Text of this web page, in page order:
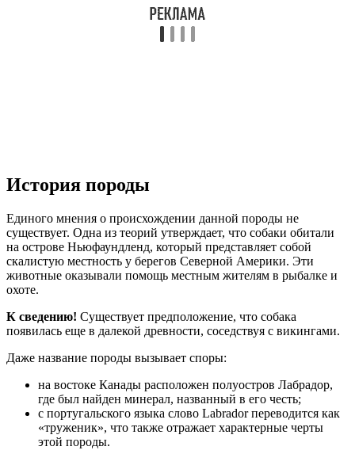
История породы
Единого мнения о происхождении данной породы не
существует. Одна из теорий утверждает, что собаки обитали
на острове Ньюфаундленд, который представляет собой
скалистую местность у берегов Северной Америки. Эти
животные оказывали помощь местным жителям в рыбалке и
охоте.
К сведению! Существует предположение, что собака
появилась еще в далекой древности, соседствуя с викингами.
Даже название породы вызывает споры:
на востоке Канады расположен полуостров Лабрадор,
где был найден минерал, названный в его честь;
с португальского языка слово Labrador переводится как
«труженик», что также отражает характерные черты
этой породы.